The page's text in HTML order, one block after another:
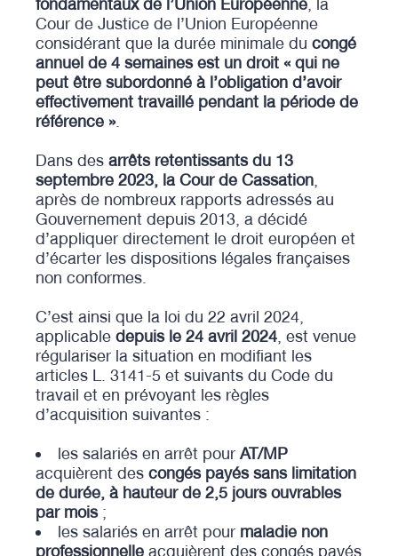
fondamentaux de l’Union Européenne, la
Cour de Justice de l’Union Européenne
considérant que la durée minimale ducongé
annuel de 4 semaines est un droit « qui ne
peut être subordonné à l’obligation d’avoir
effectivement travaillé pendant la période de
référence ».
Dans desarrêts retentissants du 13
septembre 2023, la Cour de Cassation,
après de nombreux rapports adressés au
Gouvernement depuis 2013, a décidé
d’appliquer directement le droit européen et
d’écarter les dispositions légales françaises
non conformes.
C’est ainsi que la loi du 22 avril 2024,
applicabledepuis le 24 avril 2024, est venue
régulariser la situation en modifiant les
articles L. 3141-5 et suivants du Code du
travail et en prévoyant les règles
d’acquisition suivantes :
les salariés en arrêt pourAT/MP
acquièrent descongés payés sans limitation
de durée, à hauteur de 2,5 jours ouvrables
par mois;
les salariés en arrêt pour maladie non
professionnelle acquièrent des congés payés